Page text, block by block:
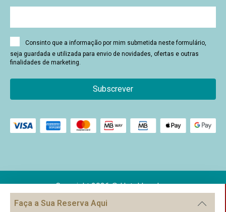
Faça a Sua Reserva Aqui
Consinto que a informação por mim submetida neste formulário,
seja guardada e utilizada para envio de novidades, ofertas e outras
finalidades de marketing.
Subscrever
Copyright 2026 © Hotel Londres